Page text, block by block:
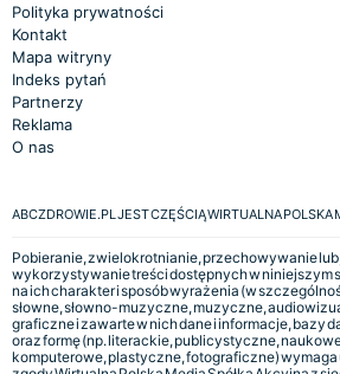
Polityka prywatności
Kontakt
Mapa witryny
Indeks pytań
Partnerzy
Reklama
O nas
ABCZDROWIE.PL JEST CZĘŚCIĄ WIRTUALNA POLSKA
Pobieranie, zwielokrotnianie, przechowywanie
wykorzystywanie treści dostępnych w niniejszym
na ich charakter i sposób wyrażenia (w
słowne, słowno-muzyczne, muzyczne,
graficzne i zawarte w nich dane i informacje, bazy
oraz formę (np. literackie, publicystyczne,
komputerowe, plastyczne, fotograficzne)